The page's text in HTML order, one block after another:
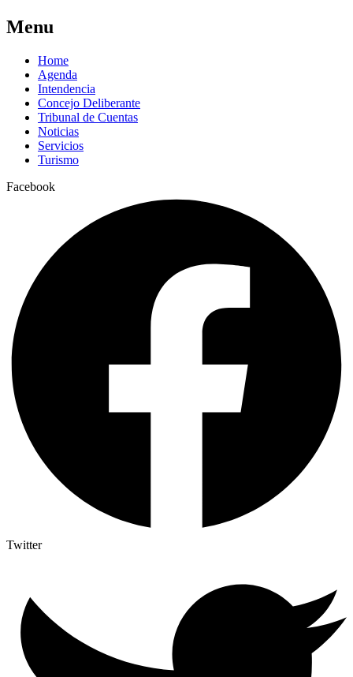
Menu
Home
Agenda
Intendencia
Concejo Deliberante
Tribunal de Cuentas
Noticias
Servicios
Turismo
Facebook
Twitter